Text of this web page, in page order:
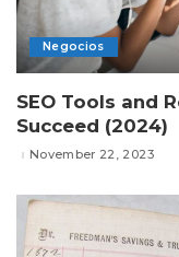
Negocios
SEO Tools and
Succeed (2024)
November 22, 2023